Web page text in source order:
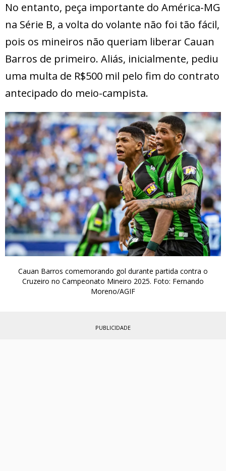
No entanto, peça importante do América-MG
na Série B, a volta do volante não foi tão fácil,
pois os mineiros não queriam liberar Cauan
Barros de primeiro. Aliás, inicialmente, pediu
uma multa de R$500 mil pelo fim do contrato
antecipado do meio-campista.
Cauan Barros comemorando gol durante partida contra o
Cruzeiro no Campeonato Mineiro 2025. Foto: Fernando
Moreno/AGIF
PUBLICIDADE